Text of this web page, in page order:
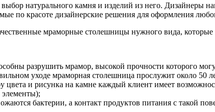
натурального камня и изделий из него. Дизайнеры
по красоте дизайнерские решения для оформления
мраморные столешницы нужного вида,
разрушить мрамор, высокой прочности которого
уходе мраморная столешница прослужит около 50
цвета и рисунка на камне каждый клиент имеет
элементы);
бактерии, а контакт продуктов питания с такой